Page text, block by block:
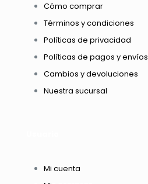
Cómo comprar
Términos y condiciones
Políticas de privacidad
Políticas de pagos y envíos
Cambios y devoluciones
Nuestra sucursal
Mi cuenta